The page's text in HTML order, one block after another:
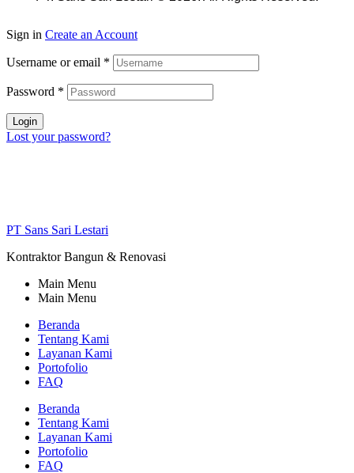
Sign in Create an Account
Username or email *
Password *
Login
Lost your password?
PT Sans Sari Lestari
Kontraktor Bangun & Renovasi
Main Menu
Main Menu
Beranda
Tentang Kami
Layanan Kami
Portofolio
FAQ
Beranda
Tentang Kami
Layanan Kami
Portofolio
FAQ